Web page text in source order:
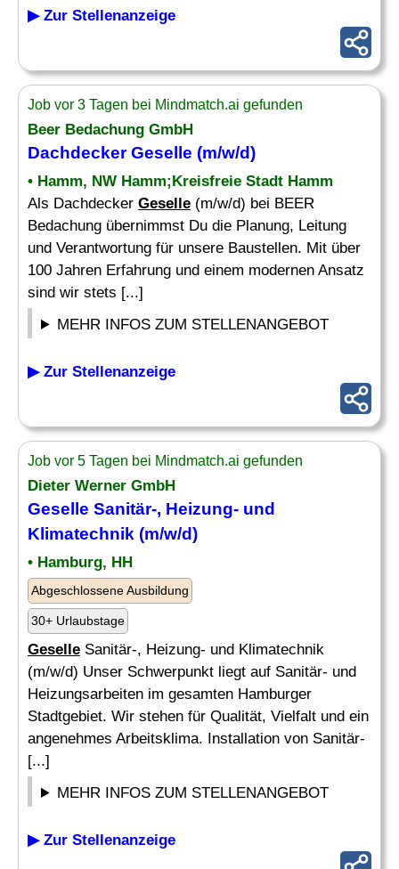
▶ Zur Stellenanzeige
Job vor 3 Tagen bei Mindmatch.ai gefunden
Beer Bedachung GmbH
DachdeckerGeselle (m/w/d)
• Hamm, NW Hamm;Kreisfreie Stadt Hamm
Als Dachdecker Geselle (m/w/d) bei BEER
Bedachung übernimmst Du die Planung, Leitung
und Verantwortung für unsere Baustellen. Mit über
100 Jahren Erfahrung und einem modernen Ansatz
sind wir stets [...]
MEHR INFOS ZUM STELLENANGEBOT
▶ Zur Stellenanzeige
Job vor 5 Tagen bei Mindmatch.ai gefunden
Dieter Werner GmbH
Geselle Sanitär-, Heizung- und
Klimatechnik (m/w/d)
• Hamburg, HH
Abgeschlossene Ausbildung
30+ Urlaubstage
Geselle Sanitär-, Heizung- und Klimatechnik
(m/w/d) Unser Schwerpunkt liegt auf Sanitär- und
Heizungsarbeiten im gesamten Hamburger
Stadtgebiet. Wir stehen für Qualität, Vielfalt und ein
angenehmes Arbeitsklima. Installation von Sanitär-
[...]
MEHR INFOS ZUM STELLENANGEBOT
▶ Zur Stellenanzeige